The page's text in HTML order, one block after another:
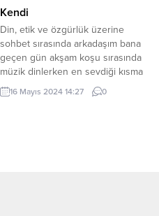
Kendi
Din, etik ve özgürlük üzerine
sohbet sırasında arkadaşım bana
geçen gün akşam koşu sırasında
müzik dinlerken en sevdiği kısma
denk gelince ve birkaç gündür
antidepresan ilaçlarının da onu iyi
16 Mayıs 2024 14:27 0